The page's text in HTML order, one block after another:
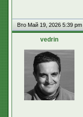
Вто Май 19, 2026 5:39 pm
vedrin